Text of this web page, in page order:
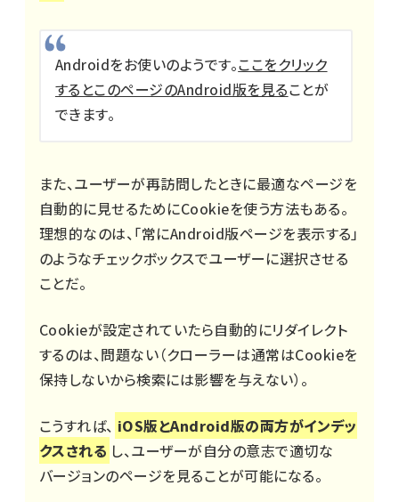
Androidをお使いのようです。ここをクリック
するとこのページのAndroid版を見ることが
できます。
また、ユーザーが再訪問したときに最適なページを
自動的に見せるためにCookieを使う方法もある。
理想的なのは、「常にAndroid版ページを表示する」
のようなチェックボックスでユーザーに選択させる
ことだ。
Cookieが設定されていたら自動的にリダイレクト
するのは、問題ない（クローラーは通常はCookieを
保持しないから検索には影響を与えない）。
こうすれば、 iOS版とAndroid版の両方がインデッ
クスされる し、ユーザーが自分の意志で適切な
バージョンのページを見ることが可能になる。